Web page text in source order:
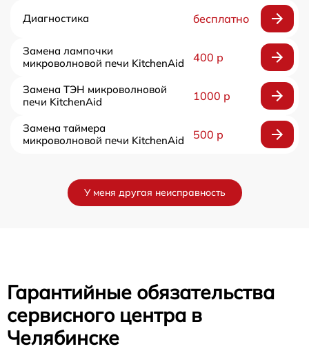
Диагностика бесплатно
Замена лампочки
микроволновой печи KitchenAid
400 р
Замена ТЭН микроволновой
печи KitchenAid
1000 р
Замена таймера
микроволновой печи KitchenAid
500 р
У меня другая неисправность
Гарантийные обязательства
сервисного центра в
Челябинске